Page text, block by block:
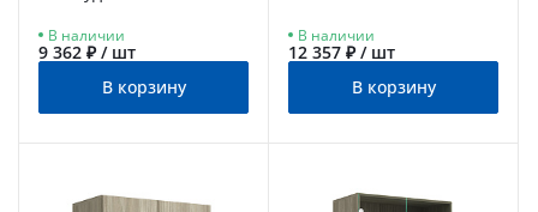
В наличии
9 362 ₽ / шт
В корзину
В наличии
12 357 ₽ / шт
В корзину